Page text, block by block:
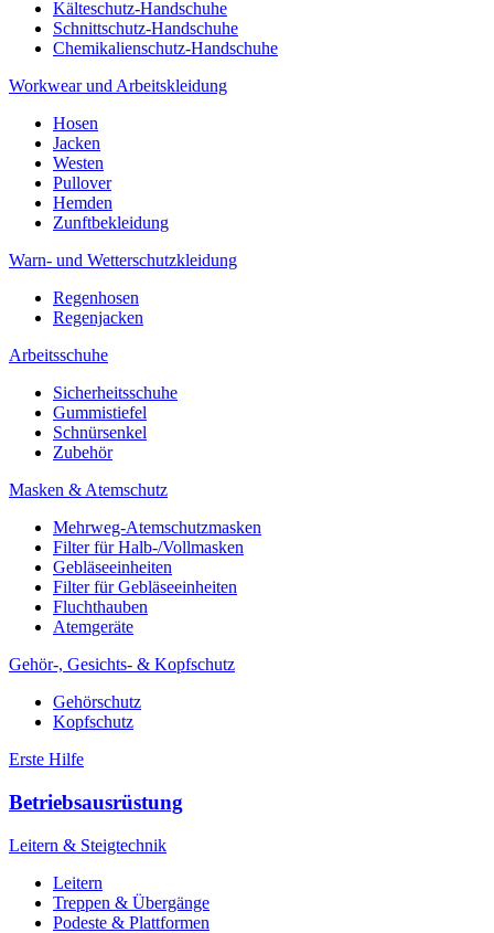
Kälteschutz-Handschuhe
Schnittschutz-Handschuhe
Chemikalienschutz-Handschuhe
Workwear und Arbeitskleidung
Hosen
Jacken
Westen
Pullover
Hemden
Zunftbekleidung
Warn- und Wetterschutzkleidung
Regenhosen
Regenjacken
Arbeitsschuhe
Sicherheitsschuhe
Gummistiefel
Schnürsenkel
Zubehör
Masken & Atemschutz
Mehrweg-Atemschutzmasken
Filter für Halb-/Vollmasken
Gebläseeinheiten
Filter für Gebläseeinheiten
Fluchthauben
Atemgeräte
Gehör-, Gesichts- & Kopfschutz
Gehörschutz
Kopfschutz
Erste Hilfe
Betriebsausrüstung
Leitern & Steigtechnik
Leitern
Treppen & Übergänge
Podeste & Plattformen